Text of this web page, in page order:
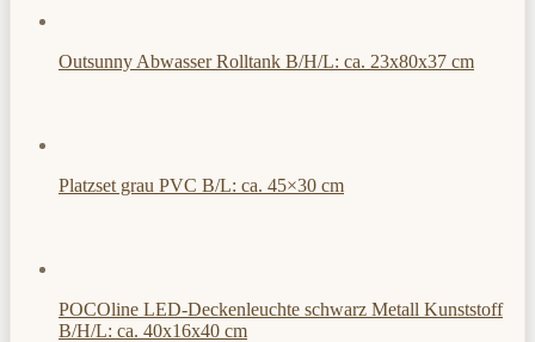
Outsunny Abwasser Rolltank B/H/L: ca. 23x80x37 cm
Platzset grau PVC B/L: ca. 45×30 cm
POCOline LED-Deckenleuchte schwarz Metall Kunststoff
B/H/L: ca. 40x16x40 cm